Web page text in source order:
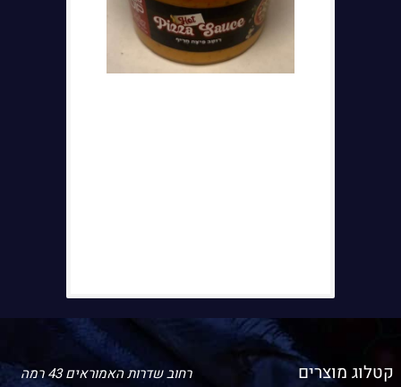
קטלוג מוצרים
רחוב שדרות האמוראים 43 רמה